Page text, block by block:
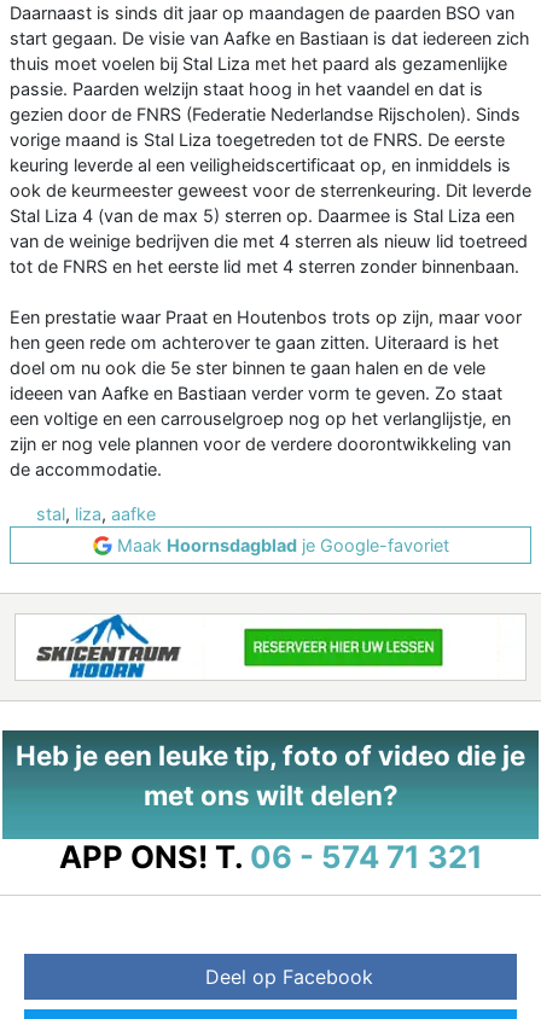
Daarnaast is sinds dit jaar op maandagen de paarden BSO van
start gegaan. De visie van Aafke en Bastiaan is dat iedereen zich
thuis moet voelen bij Stal Liza met het paard als gezamenlijke
passie. Paarden welzijn staat hoog in het vaandel en dat is
gezien door de FNRS (Federatie Nederlandse Rijscholen). Sinds
vorige maand is Stal Liza toegetreden tot de FNRS. De eerste
keuring leverde al een veiligheidscertificaat op, en inmiddels is
ook de keurmeester geweest voor de sterrenkeuring. Dit leverde
Stal Liza 4 (van de max 5) sterren op. Daarmee is Stal Liza een
van de weinige bedrijven die met 4 sterren als nieuw lid toetreed
tot de FNRS en het eerste lid met 4 sterren zonder binnenbaan.
Een prestatie waar Praat en Houtenbos trots op zijn, maar voor
hen geen rede om achterover te gaan zitten. Uiteraard is het
doel om nu ook die 5e ster binnen te gaan halen en de vele
ideeen van Aafke en Bastiaan verder vorm te geven. Zo staat
een voltige en een carrouselgroep nog op het verlanglijstje, en
zijn er nog vele plannen voor de verdere doorontwikkeling van
de accommodatie.
stal, liza, aafke
Maak Hoornsdagbladje Google-favoriet
Heb je een leuke tip, foto of video die je
met ons wilt delen?
APP ONS! T. 06 - 574 71 321
Deel op Facebook